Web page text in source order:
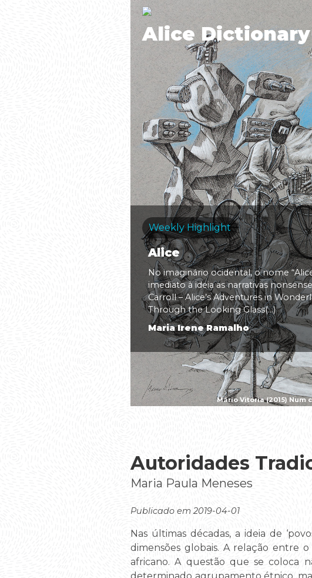
Mário Vitória (2015)
Alice Dictionary
Weekly Highlight
Alice
No imaginário ocidental, o nome
imediato à ideia as narrativas
Carroll – Alice’s Adventures in
Through the Looking Glass(...)
Maria Irene Ramalho
Autoridades
Maria Paula Meneses
Publicado em 2019-04-01
Nas últimas décadas, a ideia de
dimensões globais. A relação entre
africano. A questão que se coloca